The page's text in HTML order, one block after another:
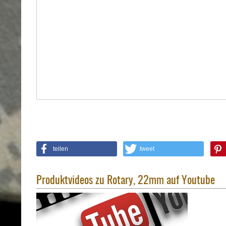
Holster-
teilen tweet
Produktvideos zu Rotary, 22mm auf Youtube